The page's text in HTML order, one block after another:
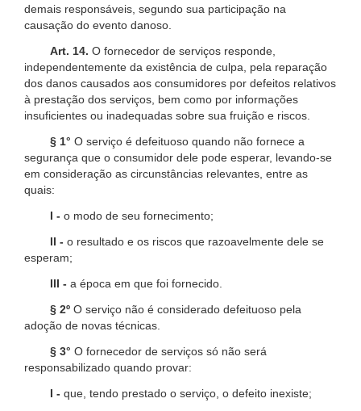
demais responsáveis, segundo sua participação na
causação do evento danoso.
Art. 14. O fornecedor de serviços responde,
independentemente da existência de culpa, pela reparação
dos danos causados aos consumidores por defeitos relativos
à prestação dos serviços, bem como por informações
insuficientes ou inadequadas sobre sua fruição e riscos.
§ 1° O serviço é defeituoso quando não fornece a
segurança que o consumidor dele pode esperar, levando-se
em consideração as circunstâncias relevantes, entre as
quais:
I - o modo de seu fornecimento;
II - o resultado e os riscos que razoavelmente dele se
esperam;
III - a época em que foi fornecido.
§ 2º O serviço não é considerado defeituoso pela
adoção de novas técnicas.
§ 3° O fornecedor de serviços só não será
responsabilizado quando provar:
I - que, tendo prestado o serviço, o defeito inexiste;